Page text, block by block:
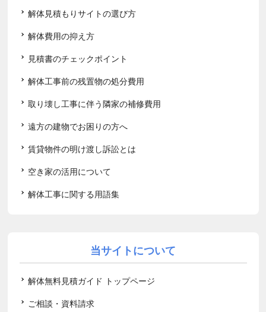
解体見積もりサイトの選び方
解体費用の抑え方
見積書のチェックポイント
解体工事前の残置物の処分費用
取り壊し工事に伴う隣家の補修費用
遠方の建物でお困りの方へ
賃貸物件の明け渡し訴訟とは
空き家の活用について
解体工事に関する用語集
当サイトについて
解体無料見積ガイド トップページ
ご相談・資料請求